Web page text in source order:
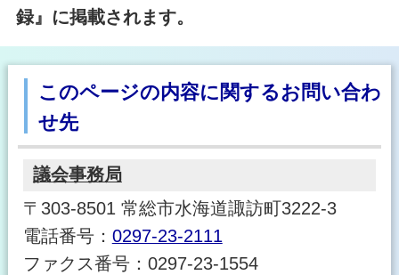
録』に掲載されます。
このページの内容に関するお問い合わ
せ先
議会事務局
〒303-8501 常総市水海道諏訪町3222-3
電話番号： 0297-23-2111
ファクス番号：0297-23-1554